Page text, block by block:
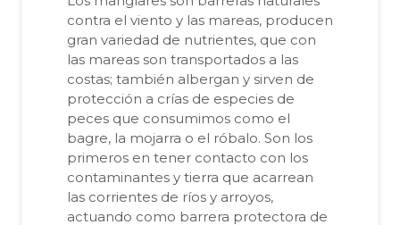
contra el viento y las mareas, producen
gran variedad de nutrientes, que con
las mareas son transportados a las
costas; también albergan y sirven de
protección a crías de especies de
peces que consumimos como el
bagre, la mojarra o el róbalo. Son los
primeros en tener contacto con los
contaminantes y tierra que acarrean
las corrientes de ríos y arroyos,
actuando como barrera protectora de